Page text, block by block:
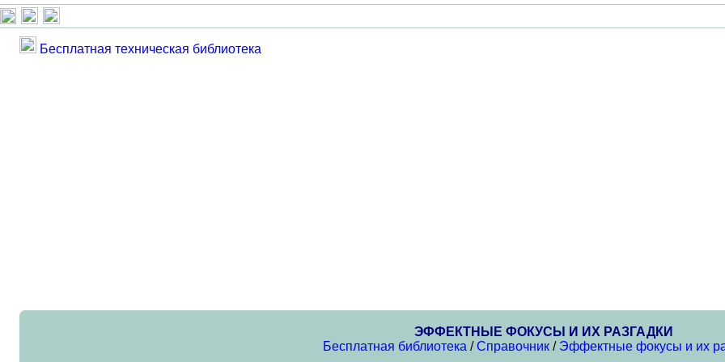
Бесплатная техническая библиотека
ЭФФЕКТНЫЕ ФОКУСЫ И ИХ РАЗГАДКИ
Бесплатная библиотека /Справочник/ Эффектные фокусы и их